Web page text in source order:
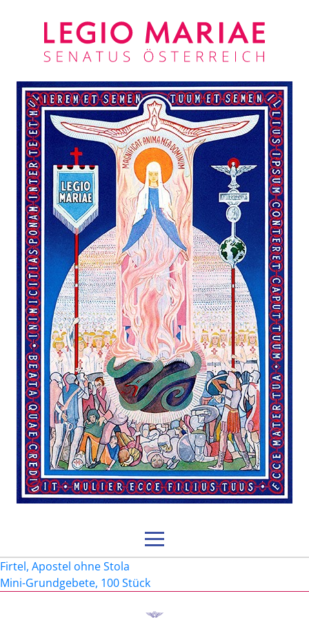
Beitragsnavigation
Firtel, Apostel ohne Stola
Mini-Grundgebete, 100 Stück